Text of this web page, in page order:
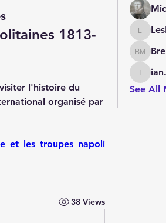
1813-
l'histoire du
organisé par
38 Views
See All